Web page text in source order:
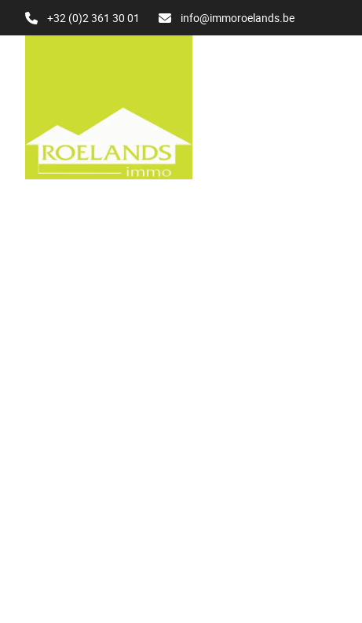
Aller au contenu principal
+32 (0)2 361 30 01 info@immoroelands.be